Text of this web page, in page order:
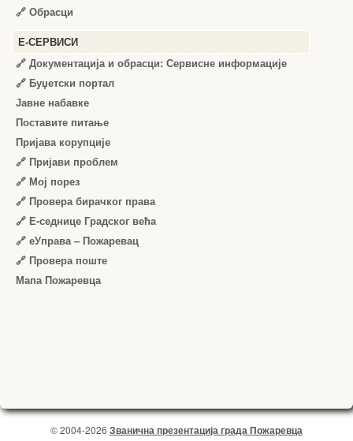
🔗 Обрасци
Е-СЕРВИСИ
🔗 Документација и обрасци: Сервисне информације
🔗 Буџетски портал
Јавне набавке
Поставите питање
Пријава корупције
🔗 Пријави проблем
🔗 Мој порез
🔗 Провера бирачког права
🔗 Е-седнице Градског већа
🔗 еУправа – Пожаревац
🔗 Провера поште
Мапа Пожаревца
© 2004-2026 Званична презентација града Пожаревца